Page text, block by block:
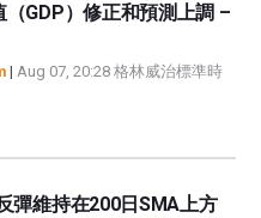
GDP）修正和預測上調 –
| Aug 07, 20:28 格林威治標準時
彈維持在200日SMA上方